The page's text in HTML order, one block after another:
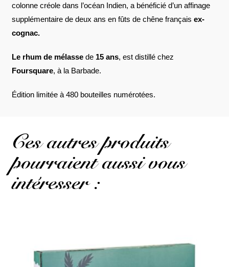
colonne créole dans l’océan Indien, a bénéficié d’un affinage
supplémentaire de deux ans en fûts de chêne français ex-
cognac.
Le rhum de mélassede 15 ans, est distillé chez
Foursquare, à la Barbade.
Édition limitée à 480 bouteilles numérotées.
Ces autres produits
pourraient aussi vous
intéresser :